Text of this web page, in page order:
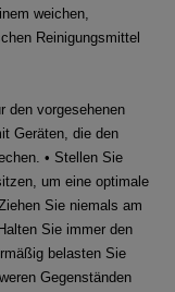
weichen,
Reinigungsmittel
den vorgesehenen
Geräten, die den
• Stellen Sie
um eine optimale
Sie niemals am
Sie immer den
belasten Sie
Gegenständen